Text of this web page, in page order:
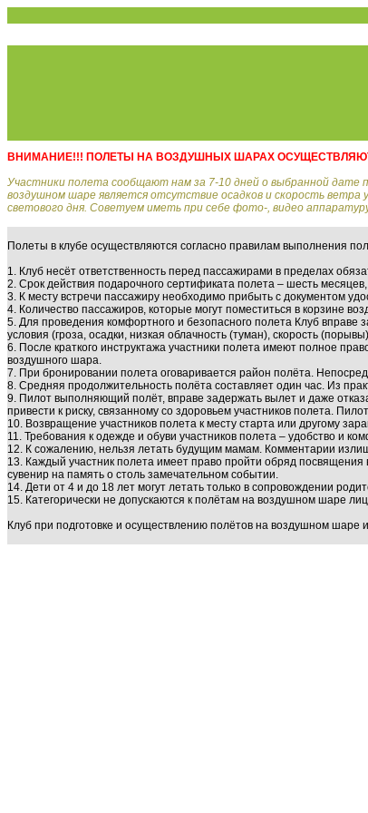
ВНИМАНИЕ!!! ПОЛЕТЫ НА ВОЗДУШНЫХ ШАРАХ
Участники полета сообщают нам за 7-10 дней о выбранной дате
воздушном шаре является отсутствие осадков и скорость
светового дня. Советуем иметь при себе фото-, видео
Полеты в клубе осуществляются согласно правилам выполнения
1. Клуб несёт ответственность перед пассажирами в пределах
2. Срок действия подарочного сертификата полета – шесть
3. К месту встречи пассажиру необходимо прибыть с документом
4. Количество пассажиров, которые могут поместиться в корзине
5. Для проведения комфортного и безопасного полета Клуб
условия (гроза, осадки, низкая облачность (туман), скорость
6. После краткого инструктажа участники полета имеют полное
воздушного шара.
7. При бронировании полета оговаривается район полёта.
8. Средняя продолжительность полёта составляет один час. Из
9. Пилот выполняющий полёт, вправе задержать вылет и даже
привести к риску, связанному со здоровьем участников полета.
10. Возвращение участников полета к месту старта или другому
11. Требования к одежде и обуви участников полета – удобство и
12. К сожалению, нельзя летать будущим мамам. Комментарии
13. Каждый участник полета имеет право пройти обряд посвящения
сувенир на память о столь замечательном событии.
14. Дети от 4 и до 18 лет могут летать только в сопровождении
15. Категорически не допускаются к полётам на воздушном шаре
Клуб при подготовке и осуществлению полётов на воздушном шаре